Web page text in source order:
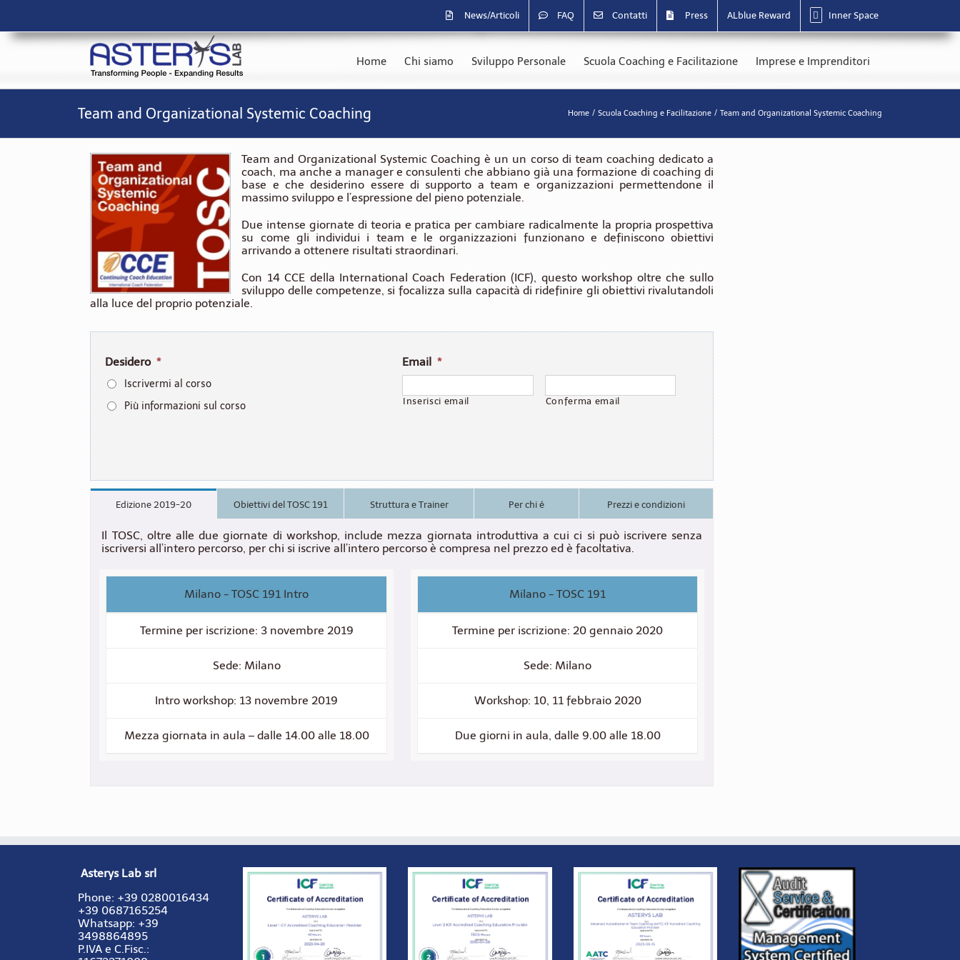
contenuto
News/Articoli FAQ Contatti Press ALblue Reward Inner Space
Home Chi siamo Sviluppo Personale Scuola Coaching e Facilitazione Imprese e Imprenditori
Team and Organizational Systemic Coaching Home Scuola Coaching e Facilitazione Team and Organizational Systemic Coaching
Team and Organizational Systemic Coaching è un un corso di team coaching dedicato a
coach, ma anche a manager e consulenti che abbiano già una formazione di coaching di
base e che desiderino essere di supporto a team e organizzazioni permettendone il
massimo sviluppo e l’espressione del pieno potenziale.
Due intense giornate di teoria e pratica per cambiare radicalmente la propria prospettiva
su come gli individui i team e le organizzazioni funzionano e definiscono obiettivi
arrivando a ottenere risultati straordinari.
Con 14 CCE della International Coach Federation (ICF), questo workshop oltre che sullo
sviluppo delle competenze, si focalizza sulla capacità di ridefinire gli obiettivi rivalutandoli
alla luce del proprio potenziale.
Desidero *
Iscrivermi al corso
Più informazioni sul corso
Email *
Inserisci email Conferma email
Edizione 2019-20 Obiettivi del TOSC 191 Struttura e Trainer Per chi é Prezzi e condizioni
Il TOSC, oltre alle due giornate di workshop, include mezza giornata introduttiva a cui ci si può iscrivere senza
iscriversi all’intero percorso, per chi si iscrive all’intero percorso è compresa nel prezzo ed è facoltativa.
Milano - TOSC 191 Intro
Termine per iscrizione: 3 novembre 2019
Sede: Milano
Intro workshop: 13 novembre 2019
Mezza giornata in aula – dalle 14.00 alle 18.00
Milano - TOSC 191
Termine per iscrizione: 20 gennaio 2020
Sede: Milano
Workshop: 10, 11 febbraio 2020
Due giorni in aula, dalle 9.00 alle 18.00
Asterys Lab srl
Phone: +39 0280016434
+39 0687165254
Whatsapp: +39
3498864895
P.IVA e C.Fisc.: